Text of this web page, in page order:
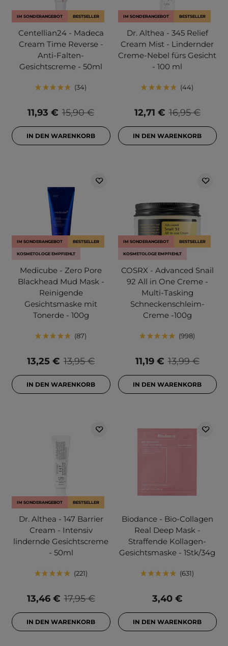
IM SONDERANGEBOT BESTSELLER
Centellian24 - Madeca
Cream Time Reverse -
Anti-Falten-
Gesichtscreme - 50ml
34
15,90 €
11,93 €
IN DEN WARENKORB
IM SONDERANGEBOT BESTSELLER
Dr. Althea - 345 Relief
Cream Mist - Lindernder
Creme-Nebel fürs Gesicht
- 100 ml
44
16,95 €
12,71 €
IN DEN WARENKORB
IM SONDERANGEBOT BESTSELLER
KOSMETOLOGE EMPFIEHLT
Medicube - Zero Pore
Blackhead Mud Mask -
Reinigende
Gesichtsmaske mit
Tonerde - 100g
87
13,95 €
13,25 €
IN DEN WARENKORB
IM SONDERANGEBOT BESTSELLER
KOSMETOLOGE EMPFIEHLT
COSRX - Advanced Snail
92 All in One Creme -
Multi-Tasking
Schneckenschleim-
Creme -100g
998
13,99 €
11,19 €
IN DEN WARENKORB
IM SONDERANGEBOT BESTSELLER
Dr. Althea - 147 Barrier
Cream - Intensiv
lindernde Gesichtscreme
- 50ml
221
17,95 €
13,46 €
IN DEN WARENKORB
Biodance - Bio-Collagen
Real Deep Mask -
Straffende Kollagen-
Gesichtsmaske - 1Stk/34g
631
3,40 €
IN DEN WARENKORB